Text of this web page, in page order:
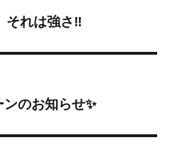
それは強さ‼️
のお知らせ✨